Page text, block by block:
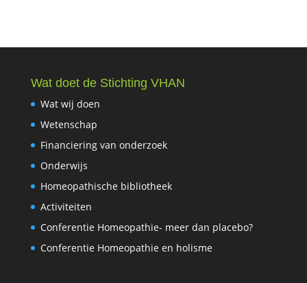
Wat doet de Stichting VHAN
Wat wij doen
Wetenschap
Financiering van onderzoek
Onderwijs
Homeopathische bibliotheek
Activiteiten
Conferentie Homeopathie- meer dan placebo?
Conferentie Homeopathie en holisme